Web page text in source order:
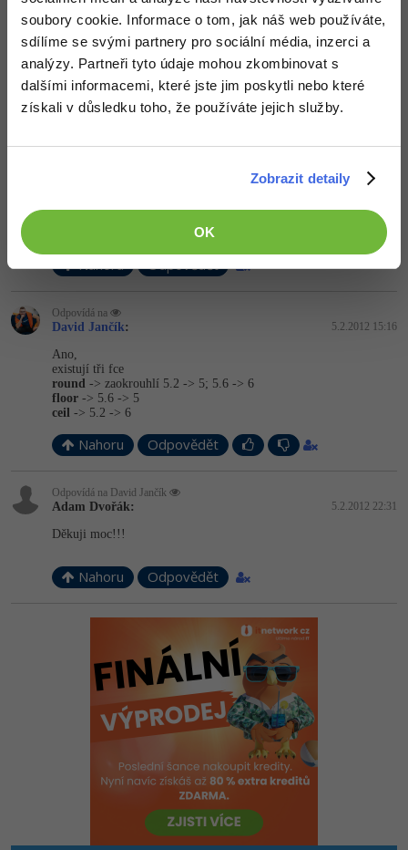
soubory cookie. Informace o tom, jak náš web používáte,
sdílíme se svými partnery pro sociální média, inzerci a
analýzy. Partneři tyto údaje mohou zkombinovat s
dalšími informacemi, které jste jim poskytli nebo které
získali v důsledku toho, že používáte jejich služby.
Zobrazit detaily
OK
Windows
Linux
Elektronický podpis
Fórum
Fórum
    totalseconds -=
1;
    alarm[
0 ] = room_speed;
}
//a hodnotu totalseconds si někam uložíte pak
draw_rectangle(0,50,(totalseconds /
Odpovídá na
David Jančík: 5.2.2012 15:16
Ano,
existují tři fce
round -> zaokrouhlí 5.2 -> 5; 5.6 -> 6
floor -> 5.6 -> 5
ceil -> 5.2 -> 6
Nahoru Odpovědět
Odpovídá na David Jančík
Adam Dvořák: 5.2.2012 22:31
Děkuji moc!!!
Nahoru Odpovědět